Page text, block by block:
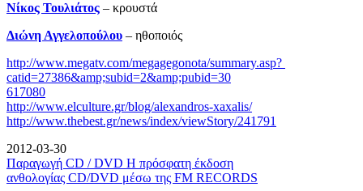
Νίκος Τουλιάτος – κρουστά
Διώνη Αγγελοπούλου – ηθοποιός
http://www.megatv.com/megagegonota/summary.asp?
catid=27386&amp;subid=2&amp;pubid=30
617080
http://www.elculture.gr/blog/alexandros-xaxalis/
http://www.thebest.gr/news/index/viewStory/241791
2012-03-30
Παραγωγή CD / DVD Η πρόσφατη έκδοση
ανθολογίας CD/DVD μέσω της FM RECORDS